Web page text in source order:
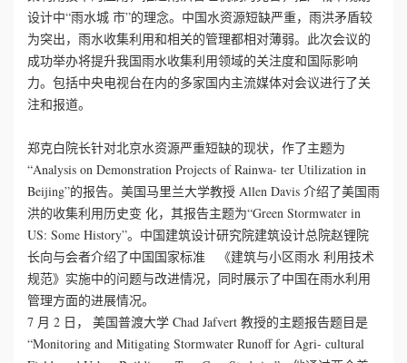
设计中“雨水城 市”的理念。中国水资源短缺严重，雨洪矛盾较
为突出，雨水收集利用和相关的管理都相对薄弱。此次会议的
成功举办将提升我国雨水收集利用领域的关注度和国际影响
力。包括中央电视台在内的多家国内主流媒体对会议进行了关
注和报道。
郑克白院长针对北京水资源严重短缺的现状，作了主题为
“Analysis on Demonstration Projects of Rainwa- ter Utilization in
Beijing”的报告。美国马里兰大学教授 Allen Davis 介绍了美国雨
洪的收集利用历史变 化，其报告主题为“Green Stormwater in
US: Some History”。中国建筑设计研究院建筑设计总院赵锂院
长向与会者介绍了中国国家标准 《建筑与小区雨水 利用技术
规范》实施中的问题与改进情况，同时展示了中国在雨水利用
管理方面的进展情况。
7 月 2 日， 美国普渡大学 Chad Jafvert 教授的主题报告题目是
“Monitoring and Mitigating Stormwater Runoff for Agri- cultural